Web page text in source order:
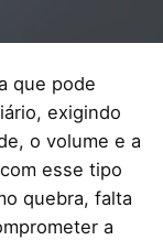
que pode
exigindo
o volume e a
esse tipo
quebra, falta
a